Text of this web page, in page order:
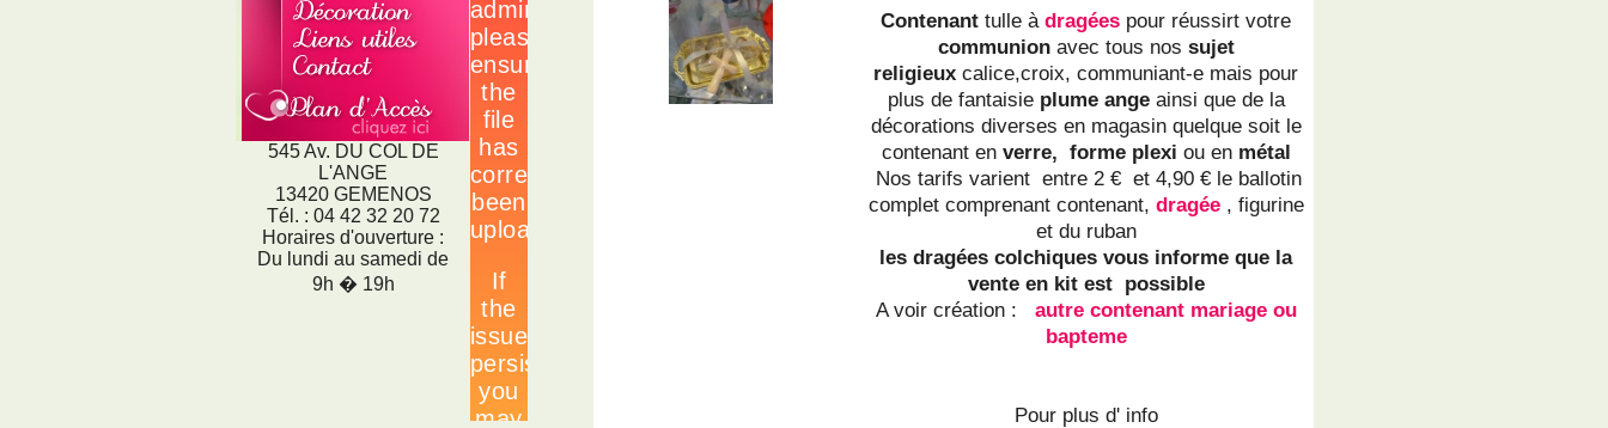
545 Av. DU COL DE
L'ANGE
13420 GEMENOS
Tél. : 04 42 32 20 72
Horaires d'ouverture :
Du lundi au samedi de
9h � 19h
Contenant tulle à dragées pour réussirt votre
communion avec tous nos sujet
religieux calice,croix, communiant-e mais pour
plus de fantaisieplume angeainsi que de la
décorations diverses en magasin quelque soit le
contenant en verre, forme plexi ou en métal
Nos tarifs varient entre 2 € et 4,90 € le ballotin
complet comprenant contenant, dragée , figurine
et du ruban
les dragées colchiques vous informe que la
vente en kit est possible
A voir création : autre contenant mariage ou
bapteme
Pour plus d' info